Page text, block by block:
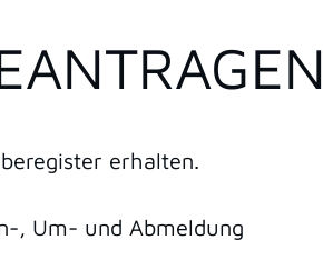
erhalten.
, Um- und Abmeldung